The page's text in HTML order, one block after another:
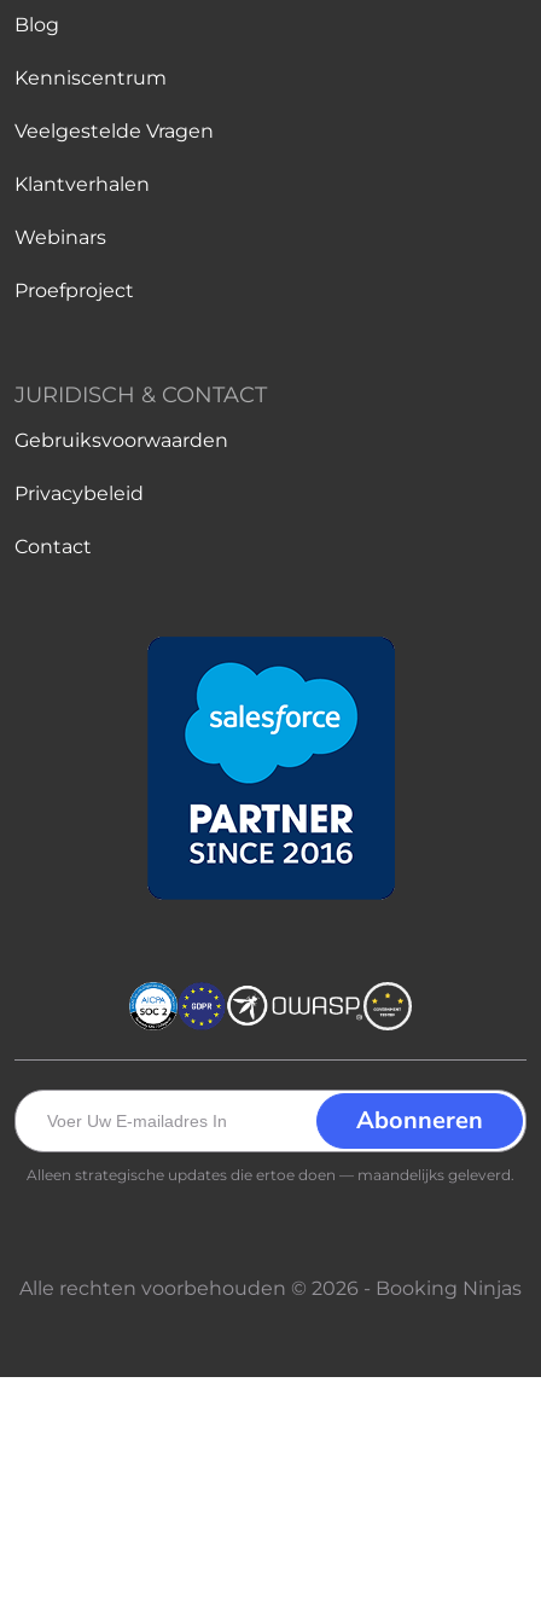
Blog
Kenniscentrum
Veelgestelde Vragen
Klantverhalen
Webinars
Proefproject
JURIDISCH & CONTACT
Gebruiksvoorwaarden
Privacybeleid
Contact
Alleen strategische updates die ertoe doen — maandelijks geleverd.
Alle rechten voorbehouden © 2026 - Booking Ninjas